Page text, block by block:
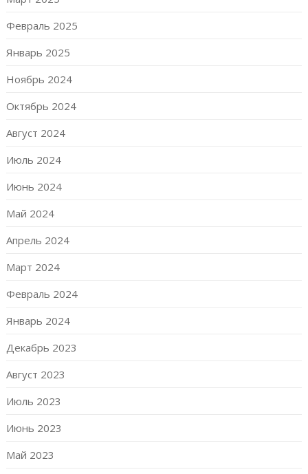
Февраль 2025
Январь 2025
Ноябрь 2024
Октябрь 2024
Август 2024
Июль 2024
Июнь 2024
Май 2024
Апрель 2024
Март 2024
Февраль 2024
Январь 2024
Декабрь 2023
Август 2023
Июль 2023
Июнь 2023
Май 2023